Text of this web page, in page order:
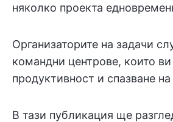
няколко проекта
Организаторите на задачи
командни центрове, които ви
продуктивност и спазване
В тази публикация ще